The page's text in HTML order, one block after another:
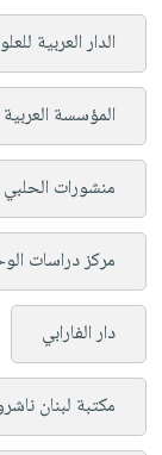
الدار العربية
المؤسسة
منشورات
مركز دراسات
دار الفارابي
مكتبة لبنان